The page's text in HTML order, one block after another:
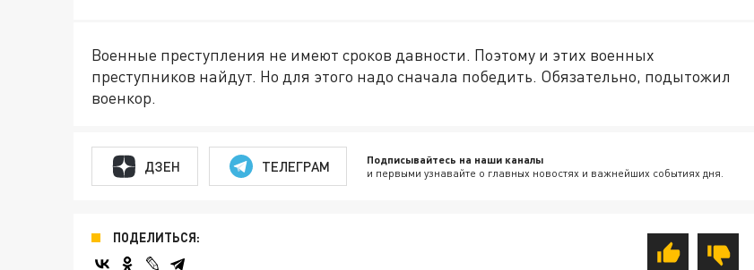
Военные преступления не имеют сроков давности. Поэтому и этих военных
преступников найдут. Но для этого надо сначала победить. Обязательно, подытожил
военкор.
ДЗЕН ТЕЛЕГРАМ Подписывайтесь на наши каналы
и первыми узнавайте о главных новостях и важнейших событиях дня.
ПОДЕЛИТЬСЯ: